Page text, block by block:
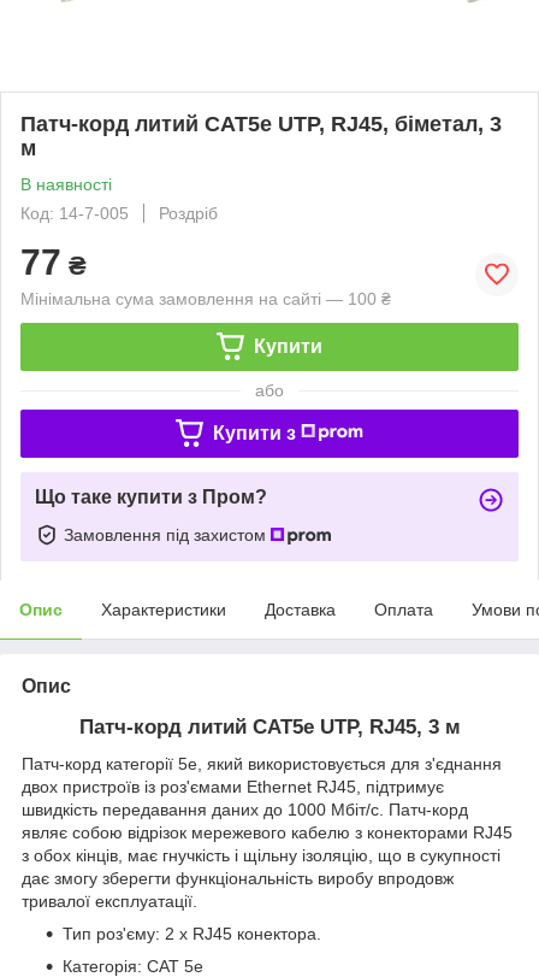
Патч-корд литий CAT5e UTP, RJ45, біметал, 3
м
В наявності
Код: 14-7-005
Роздріб
77 ₴
Мінімальна сума замовлення на сайті — 100 ₴
Купити
або
Купити з
Що таке купити з Пром?
Замовлення під захистом
Опис Характеристики Доставка Оплата Умови
Опис
Патч-корд литий CAT5e UTP, RJ45, 3 м
Патч-корд категорії 5e, який використовується для з'єднання
двох пристроїв із роз'ємами Ethernet RJ45, підтримує
швидкість передавання даних до 1000 Мбіт/с. Патч-корд
являє собою відрізок мережевого кабелю з конекторами RJ45
з обох кінців, має гнучкість і щільну ізоляцію, що в сукупності
дає змогу зберегти функціональність виробу впродовж
тривалої експлуатації.
Тип роз'єму: 2 x RJ45 конектора.
Категорія: CAT 5e